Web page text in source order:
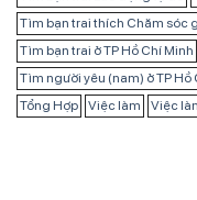
Tìm bạn trai thích Chăm sóc
Tìm bạn trai ở TP Hồ Chí Minh
Tìm người yêu (nam) ở TP Hồ
Tổng Hợp
Việc làm Việc